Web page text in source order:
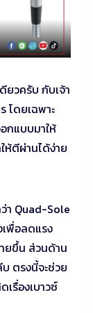
ยวครับ กับเจ้า
โดยเฉพาะ
กแบบมาให้
ห้ตีผ่านได้ง่าย
า Quad-Sole
เพื่อลดแรง
ยขึ้น ส่วนด้าน
ตรงนี้จะช่วย
เรื่องเบาวซ์